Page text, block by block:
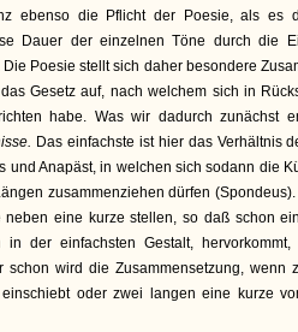
ebenso die Pflicht der Poesie, als es
Dauer der einzelnen Töne durch die
Die Poesie stellt sich daher besondere
Gesetz auf, nach welchem sich in
habe. Was wir dadurch zunächst
Das einfachste ist hier das Verhältnis
und Anapäst, in welchen sich sodann die
zusammenziehen dürfen
neben eine kurze stellen, so daß schon
in der einfachsten Gestalt,
schon wird die Zusammensetzung, wenn
oder zwei langen eine kurze